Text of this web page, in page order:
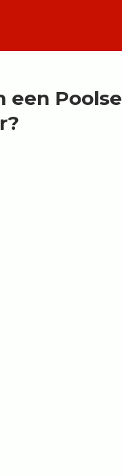
een Poolse